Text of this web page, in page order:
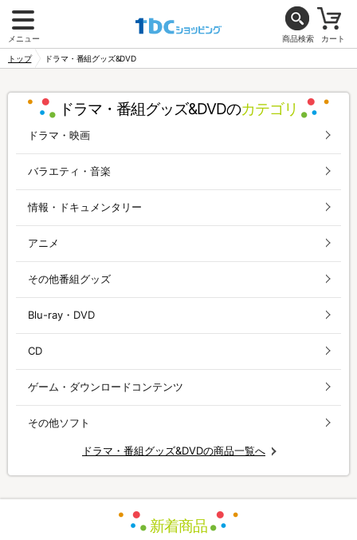
メニュー 商品検索 カート
トップ ドラマ・番組グッズ&DVD
ドラマ・番組グッズ&DVDのカテゴリ
ドラマ・映画
バラエティ・音楽
情報・ドキュメンタリー
アニメ
その他番組グッズ
Blu-ray・DVD
CD
ゲーム・ダウンロードコンテンツ
その他ソフト
ドラマ・番組グッズ&DVDの商品一覧へ
新着商品